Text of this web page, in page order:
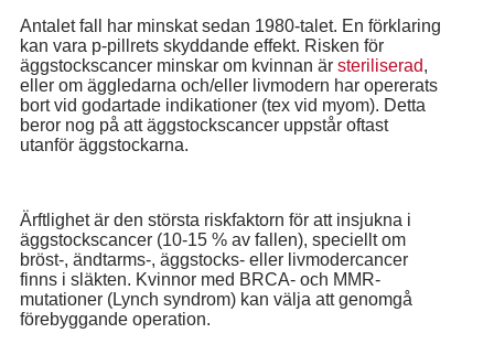
Antalet fall har minskat sedan 1980-talet. En förklaring
kan vara p-pillrets skyddande effekt. Risken för
äggstockscancer minskar om kvinnan är steriliserad,
eller om äggledarna och/eller livmodern har opererats
bort vid godartade indikationer (tex vid myom). Detta
beror nog på att äggstockscancer uppstår oftast
utanför äggstockarna.
Ärftlighet är den största riskfaktorn för att insjukna i
äggstockscancer (10-15 % av fallen), speciellt om
bröst-, ändtarms-, äggstocks- eller livmodercancer
finns i släkten. Kvinnor med BRCA- och MMR-
mutationer (Lynch syndrom) kan välja att genomgå
förebyggande operation.